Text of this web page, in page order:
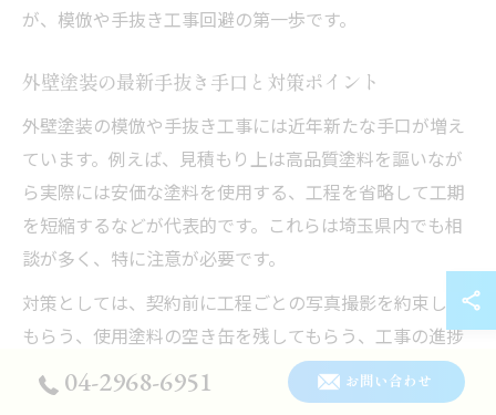
が、模倣や手抜き工事回避の第一歩です。
外壁塗装の最新手抜き手口と対策ポイント
外壁塗装の模倣や手抜き工事には近年新たな手口が増え
ています。例えば、見積もり上は高品質塗料を謳いなが
ら実際には安価な塗料を使用する、工程を省略して工期
を短縮するなどが代表的です。これらは埼玉県内でも相
談が多く、特に注意が必要です。
対策としては、契約前に工程ごとの写真撮影を約束して
もらう、使用塗料の空き缶を残してもらう、工事の進捗
を逐一報告してもらうなどの具体的な要望を伝えること
が有効です。また、説明内容や工程表が不明確な場合は
04-2968-6951 お問い合わせ